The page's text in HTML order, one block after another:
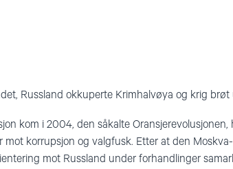
Russland okkuperte Krimhalvøya og krig
kom i 2004, den såkalte
mot korrupsjon og valgfusk. Etter at den
mot Russland under forhandlinger